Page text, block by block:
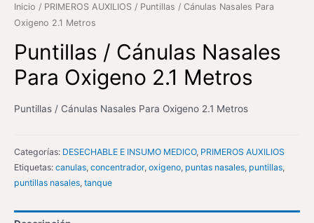
Inicio / PRIMEROS AUXILIOS / Puntillas / Cánulas Nasales Para
Oxigeno 2.1 Metros
Puntillas / Cánulas Nasales
Para Oxigeno 2.1 Metros
Puntillas / Cánulas Nasales Para Oxigeno 2.1 Metros
Categorías: DESECHABLE E INSUMO MEDICO, PRIMEROS AUXILIOS
Etiquetas: canulas, concentrador, oxigeno, puntas nasales, puntillas,
puntillas nasales, tanque